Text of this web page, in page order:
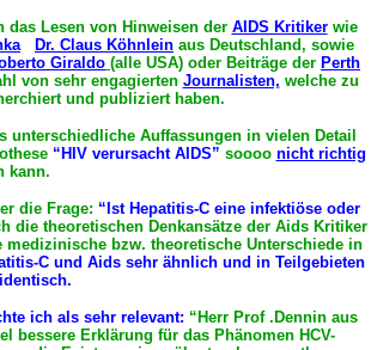
das Lesen von Hinweisen der AIDS Kritikerwie
Dr. Claus Köhnlein aus Deutschland, sowie
Giraldo (alle USA) oder Beiträge der Perth
von sehr engagierten Journalisten, welche zu
und publiziert haben.
unterschiedliche Auffassungen in vielen Detail
“HIV verursacht AIDS” soooo nicht richtig
kann.
die Frage: “Ist Hepatitis-C eine infektiöse oder
die theoretischen Denkansätze der Aids Kritiker
bzw. theoretische Unterschiede in
C und Aids sehr ähnlich und in Teilgebieten
ich als sehr relevant: “Herr Prof .Dennin aus
bessere Erklärung für das Phänomen HCV-